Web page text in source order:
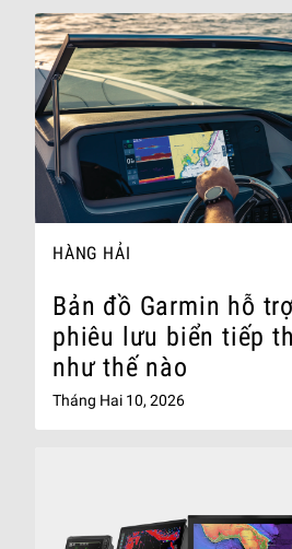
HÀNG HẢI
Bản đồ Garmin hỗ
phiêu lưu biển tiếp
như thế nào
Tháng Hai 10, 2026